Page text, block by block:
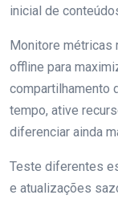
inicial de
Monitore métricas
offline para
compartilhamento
tempo, ative
diferenciar ainda
Teste diferentes
e atualizações